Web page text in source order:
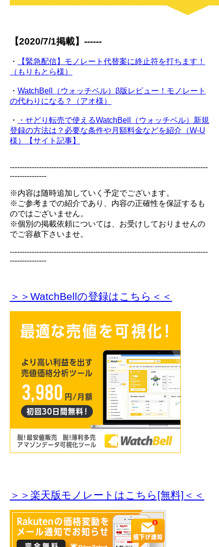
【2020/7/1掲載】------
・
【緊急配信】モノレート代替案に終止符を打ちます！
（もりもとら様）
・ WatchBell（ウォッチベル）β版レビュー！モノレート
の代わりになる？（アオ様）
・
・せどり転売で使えるWatchBell（ウォッチベル）新規
登録の方法は？必要な条件や月額料金などを紹介（W-U
様）【サイト記事】
---------------------------------------------------------------------------------
---------------
※内容は随時追加していく予定でございます。
※ご参考までの紹介であり、内容の正確性を保証するも
のではございません。
※個別の掲載依頼については、お受けしておりませんの
でご容赦下さいませ。
---------------------------------------------------------------------------------
---------------
＞＞WatchBellの登録はこちら＜＜
＞＞楽天版モノレートはこちら[無料]＜＜